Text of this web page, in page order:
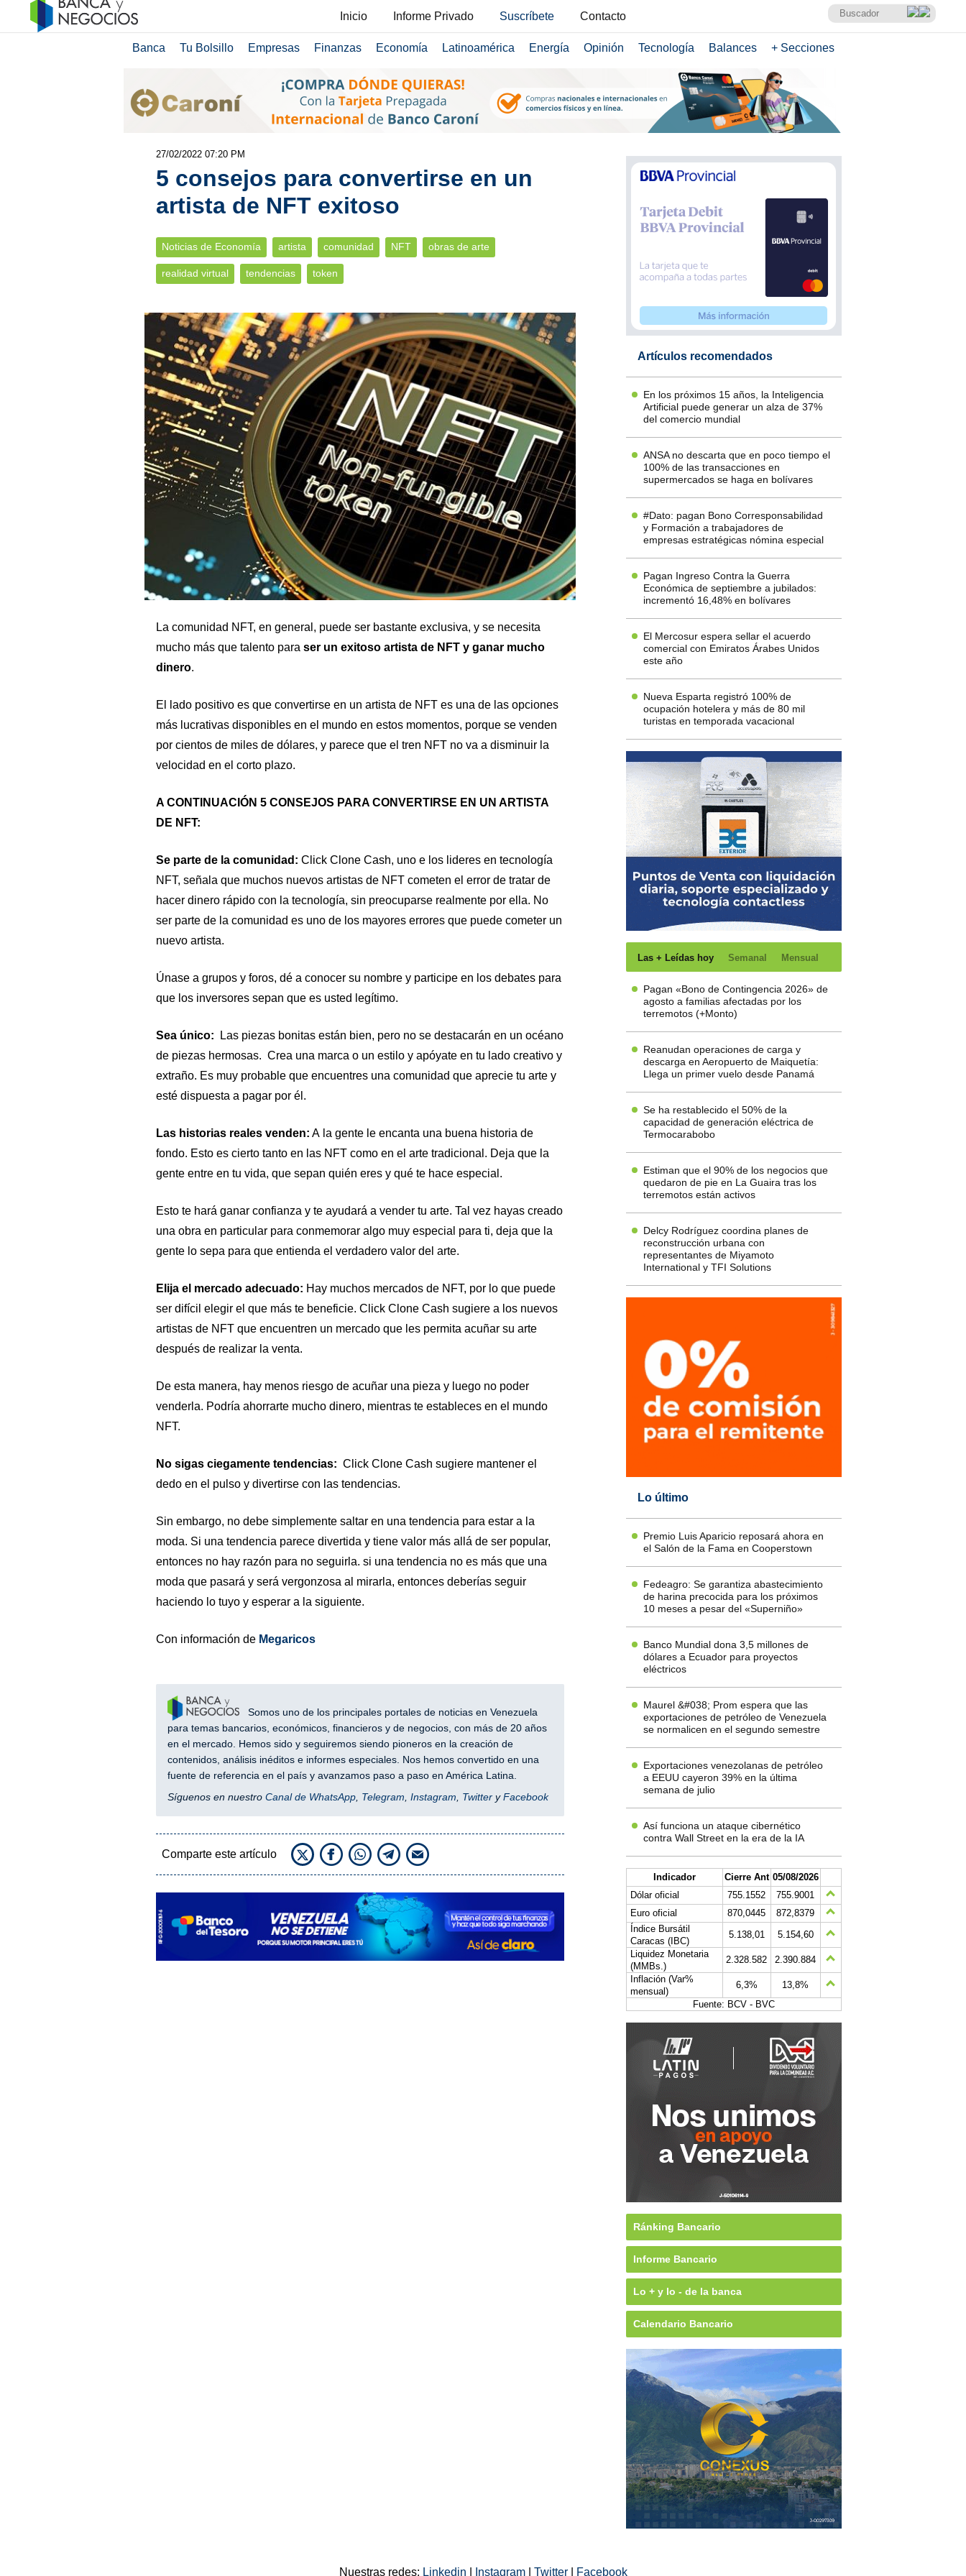
Inicio Informe Privado Suscríbete Contacto
Banca Tu Bolsillo Empresas Finanzas Economía Latinoamérica Energía Opinión Tecnología Balances + Secciones
27/02/2022 07:20 PM
5 consejos para convertirse en un
artista de NFT exitoso
Noticias de Economía artista comunidad NFT obras de arte
realidad virtual tendencias token
La comunidad NFT, en general, puede ser bastante exclusiva, y se necesita
mucho más que talento para ser un exitoso artista de NFT y ganar mucho
dinero.
El lado positivo es que convertirse en un artista de NFT es una de las opciones
más lucrativas disponibles en el mundo en estos momentos, porque se venden
por cientos de miles de dólares, y parece que el tren NFT no va a disminuir la
velocidad en el corto plazo.
A CONTINUACIÓN 5 CONSEJOS PARA CONVERTIRSE EN UN ARTISTA
DE NFT:
Se parte de la comunidad: Click Clone Cash, uno e los lideres en tecnología
NFT, señala que muchos nuevos artistas de NFT cometen el error de tratar de
hacer dinero rápido con la tecnología, sin preocuparse realmente por ella. No
ser parte de la comunidad es uno de los mayores errores que puede cometer un
nuevo artista.
Únase a grupos y foros, dé a conocer su nombre y participe en los debates para
que los inversores sepan que es usted legítimo.
Sea único:
Las piezas bonitas están bien, pero no se destacarán en un océano
de piezas hermosas. Crea una marca o un estilo y apóyate en tu lado creativo y
extraño. Es muy probable que encuentres una comunidad que aprecie tu arte y
esté dispuesta a pagar por él.
Las historias reales venden: A la gente le encanta una buena historia de
fondo. Esto es cierto tanto en las NFT como en el arte tradicional. Deja que la
gente entre en tu vida, que sepan quién eres y qué te hace especial.
Esto te hará ganar confianza y te ayudará a vender tu arte. Tal vez hayas creado
una obra en particular para conmemorar algo muy especial para ti, deja que la
gente lo sepa para que entienda el verdadero valor del arte.
Elija el mercado adecuado: Hay muchos mercados de NFT, por lo que puede
ser difícil elegir el que más te beneficie. Click Clone Cash sugiere a los nuevos
artistas de NFT que encuentren un mercado que les permita acuñar su arte
después de realizar la venta.
De esta manera, hay menos riesgo de acuñar una pieza y luego no poder
venderla. Podría ahorrarte mucho dinero, mientras te estableces en el mundo
NFT.
No sigas ciegamente tendencias: Click Clone Cash sugiere mantener el
dedo en el pulso y divertirse con las tendencias.
Sin embargo, no debe simplemente saltar en una tendencia para estar a la
moda. Si una tendencia parece divertida y tiene valor más allá de ser popular,
entonces no hay razón para no seguirla. si una tendencia no es más que una
moda que pasará y será vergonzosa al mirarla, entonces deberías seguir
haciendo lo tuyo y esperar a la siguiente.
Con información de Megaricos
Somos uno de los principales portales de noticias en Venezuela
para temas bancarios, económicos, financieros y de negocios, con más de 20 años
en el mercado. Hemos sido y seguiremos siendo pioneros en la creación de
contenidos, análisis inéditos e informes especiales. Nos hemos convertido en una
fuente de referencia en el país y avanzamos paso a paso en América Latina.
Síguenos en nuestro Canal de WhatsApp, Telegram, Instagram, TwitteryFacebook
Comparte este artículo
Artículos recomendados
En los próximos 15 años, la Inteligencia
Artificial puede generar un alza de 37%
del comercio mundial
ANSA no descarta que en poco tiempo el
100% de las transacciones en
supermercados se haga en bolívares
#Dato: pagan Bono Corresponsabilidad
y Formación a trabajadores de
empresas estratégicas nómina especial
Pagan Ingreso Contra la Guerra
Económica de septiembre a jubilados:
incrementó 16,48% en bolívares
El Mercosur espera sellar el acuerdo
comercial con Emiratos Árabes Unidos
este año
Nueva Esparta registró 100% de
ocupación hotelera y más de 80 mil
turistas en temporada vacacional
Las + Leídas hoy Semanal Mensual
Pagan «Bono de Contingencia 2026» de
agosto a familias afectadas por los
terremotos (+Monto)
Reanudan operaciones de carga y
descarga en Aeropuerto de Maiquetía:
Llega un primer vuelo desde Panamá
Se ha restablecido el 50% de la
capacidad de generación eléctrica de
Termocarabobo
Estiman que el 90% de los negocios que
quedaron de pie en La Guaira tras los
terremotos están activos
Delcy Rodríguez coordina planes de
reconstrucción urbana con
representantes de Miyamoto
International y TFI Solutions
Lo último
Premio Luis Aparicio reposará ahora en
el Salón de la Fama en Cooperstown
Fedeagro: Se garantiza abastecimiento
de harina precocida para los próximos
10 meses a pesar del «Superniño»
Banco Mundial dona 3,5 millones de
dólares a Ecuador para proyectos
eléctricos
Maurel &#038; Prom espera que las
exportaciones de petróleo de Venezuela
se normalicen en el segundo semestre
Exportaciones venezolanas de petróleo
a EEUU cayeron 39% en la última
semana de julio
Así funciona un ataque cibernético
contra Wall Street en la era de la IA
Indicador Cierre Ant 05/08/2026
Dólar oficial
755.1552
755.9001
Euro oficial
870,0445
872,8379
Índice Bursátil
Caracas (IBC)
5.138,01
5.154,60
Liquidez Monetaria
(MMBs.)
2.328.582
2.390.884
Inflación (Var%
mensual)
6,3%
13,8%
Fuente: BCV - BVC
Ránking Bancario
Informe Bancario
Lo + y lo - de la banca
Calendario Bancario
Nuestras redes: Linkedin Instagram Twitter Facebook